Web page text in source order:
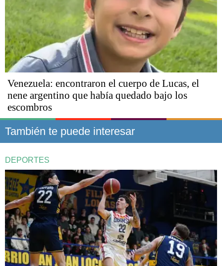
Venezuela: encontraron el cuerpo de Lucas, el
nene argentino que había quedado bajo los
escombros
También te puede interesar
DEPORTES